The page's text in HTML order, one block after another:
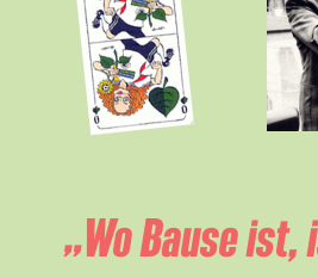
„Wo Bause ist,